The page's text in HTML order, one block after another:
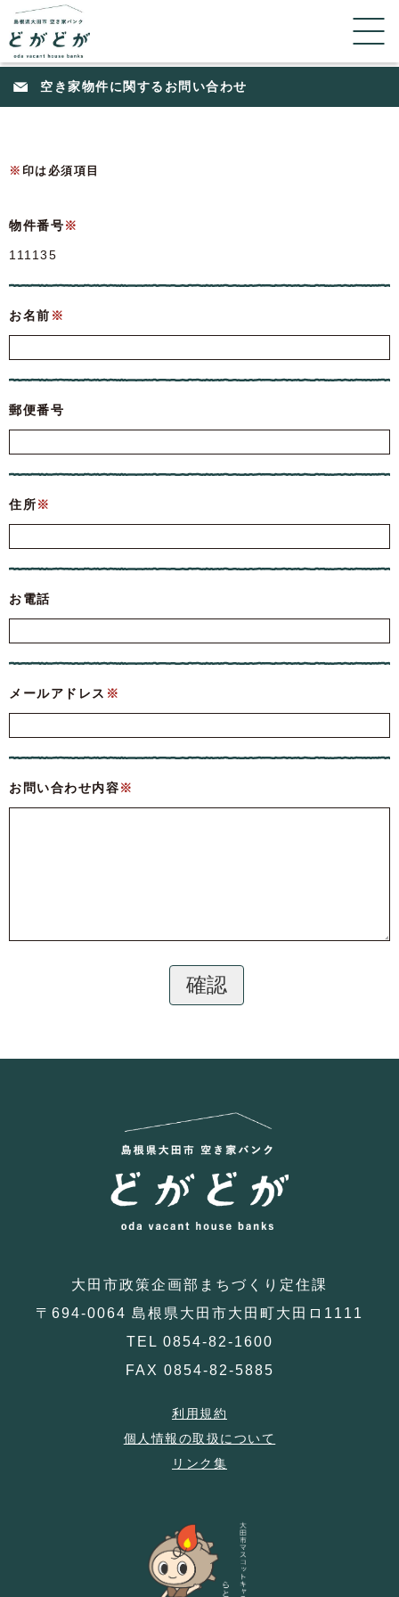
空き家物件に関するお問い合わせ
※ 印は必須項目
物件番号※
111135
お名前 ※
郵便番号
住所※
お電話
メールアドレス ※
お問い合わせ内容※
大田市政策企画部まちづくり定住課
〒694-0064 島根県大田市大田町大田ロ1111
TEL 0854-82-1600
FAX 0854-82-5885
利用規約
個人情報の取扱について
リンク集